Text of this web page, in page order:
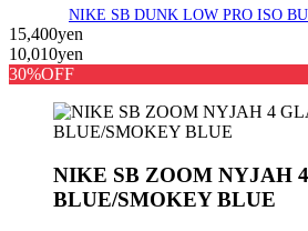
NIKE SB DUNK LOW PRO ISO
15,400yen
10,010yen
30%OFF
NIKE SB ZOOM NYJAH
BLUE/SMOKEY BLUE